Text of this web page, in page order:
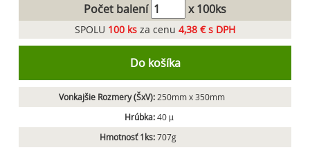
Počet balení x 100ks
SPOLU 100 ks za cenu 4,38 € s DPH
Do košíka
Vonkajšie Rozmery (ŠxV): 250mm x 350mm
Hrúbka:40 µ
Hmotnosť 1ks:707g